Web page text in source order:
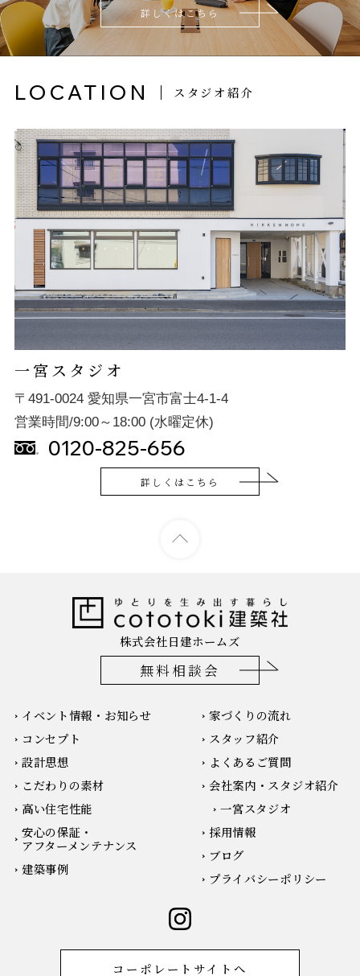
詳しくはこちら
LOCATION スタジオ紹介
一宮スタジオ
〒491-0024 愛知県一宮市富士4-1-4
営業時間/9:00～18:00 (水曜定休)
0120-825-656
詳しくはこちら
株式会社日建ホームズ
無料相談会
イベント情報・お知らせ
コンセプト
設計思想
こだわりの素材
高い住宅性能
安心の保証・
アフターメンテナンス
建築事例
家づくりの流れ
スタッフ紹介
よくあるご質問
会社案内・スタジオ紹介
一宮スタジオ
採用情報
ブログ
プライバシーポリシー
コーポレートサイトへ